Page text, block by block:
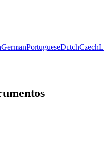
GermanPortugueseDutchCzech